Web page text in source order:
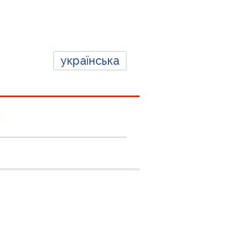
українська